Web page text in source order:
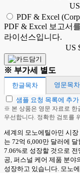
PDF & Excel
PDF & Excel 보고서
라이선스입니다.
US
※ 부가세 별도
한글목차
영문목차
샘플 요청 목록에 추가
※ 본 상품은 영문 자료로 한
우선합니다. 정확한 검토를
세계의 모노에틸아민 시
는 72억 6,000만 달러에
7.06%로 성장할 것으로
공, 퍼스널 케어 제품 분야
성장하고 있습니다. 모노